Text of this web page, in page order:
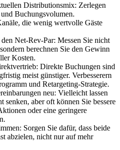
Distributionsmix: Zerlegen
Buchungsvolumen.
die wenig wertvolle Gäste
Net-Rev-Par: Messen Sie nicht
berechnen Sie den Gewinn
Kosten.
Direkte Buchungen sind
meist günstiger. Verbesserern
und Retargeting-Strategie.
neu: Vielleicht lassen
senken, aber oft können Sie bessere
oder eine geringere
Sorgen Sie dafür, dass beide
abzielen, nicht nur auf mehr